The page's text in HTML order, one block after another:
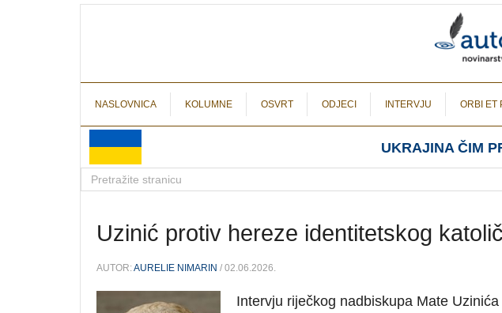
NASLOVNICA KOLUMNE OSVRT ODJECI INTERVJU ORBI ET
UKRAJINA ČIM
Uzinić protiv hereze identitetskog
AUTOR:AURELIE NIMARIN / 02.06.2026.
Intervju riječkog nadbiskupa Mate Uzinića